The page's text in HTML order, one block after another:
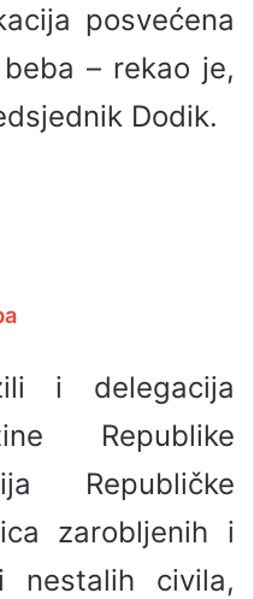
posvećena
– rekao je,
Dodik.
i delegacija
Republike
Republičke
zarobljenih i
nestalih civila,